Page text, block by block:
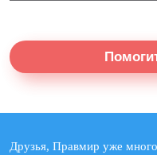
Друзья, Правмир уже